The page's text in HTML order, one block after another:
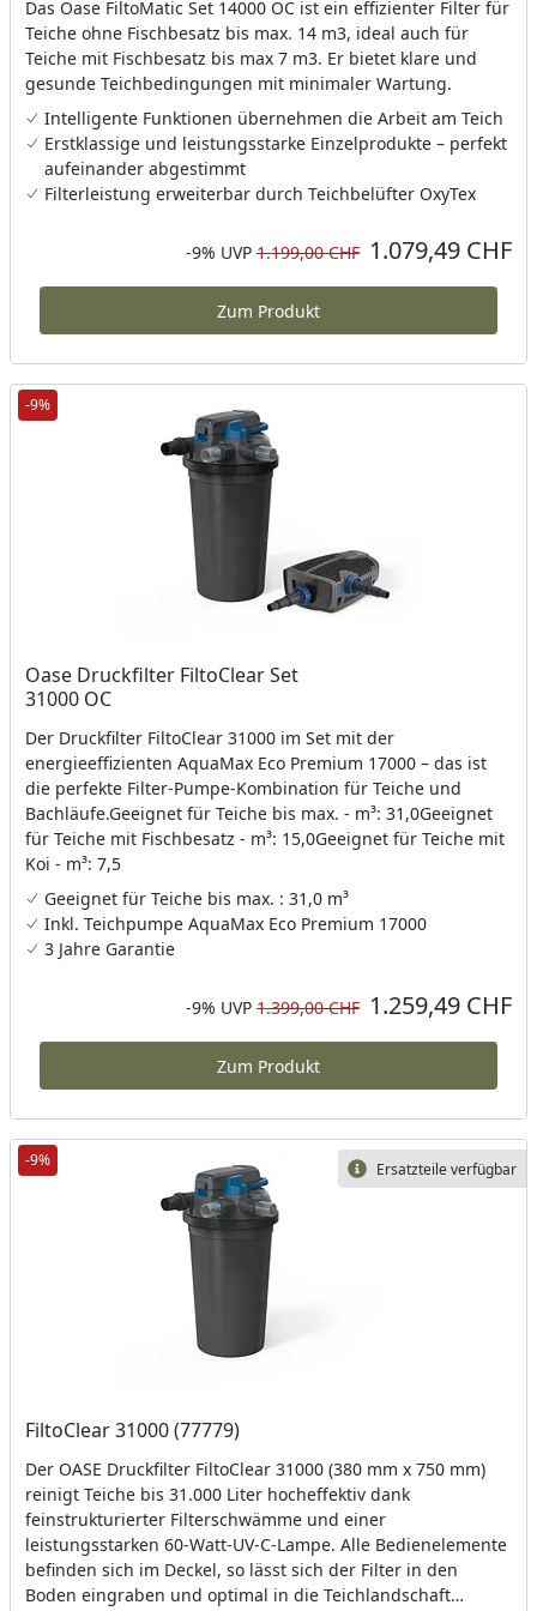
Das Oase FiltoMatic Set 14000 OC ist ein effizienter Filter für
Teiche ohne Fischbesatz bis max. 14 m3, ideal auch für
Teiche mit Fischbesatz bis max 7 m3. Er bietet klare und
gesunde Teichbedingungen mit minimaler Wartung.
Intelligente Funktionen übernehmen die Arbeit am Teich
Erstklassige und leistungsstarke Einzelprodukte – perfekt
aufeinander abgestimmt
Filterleistung erweiterbar durch Teichbelüfter OxyTex
Rabatt in Prozent
-9%
Ursprünglicher Preis
UVP 1.199,00 CHF
Aktueller Preis 1.079,49 CHF
Zum Produkt
-9%
Oase Druckfilter FiltoClear Set
31000 OC
Der Druckfilter FiltoClear 31000 im Set mit der
energieeffizienten AquaMax Eco Premium 17000 – das ist
die perfekte Filter-Pumpe-Kombination für Teiche und
Bachläufe.Geeignet für Teiche bis max. - m³: 31,0Geeignet
für Teiche mit Fischbesatz - m³: 15,0Geeignet für Teiche mit
Koi - m³: 7,5
Geeignet für Teiche bis max. : 31,0 m³
Inkl. Teichpumpe AquaMax Eco Premium 17000
3 Jahre Garantie
Rabatt in Prozent
-9%
Ursprünglicher Preis
UVP 1.399,00 CHF
Aktueller Preis 1.259,49 CHF
Zum Produkt
-9% Ersatzteile verfügbar
FiltoClear 31000 (77779)
Der OASE Druckfilter FiltoClear 31000 (380 mm x 750 mm)
reinigt Teiche bis 31.000 Liter hocheffektiv dank
feinstrukturierter Filterschwämme und einer
leistungsstarken 60-Watt-UV-C-Lampe. Alle Bedienelemente
befinden sich im Deckel, so lässt sich der Filter in den
Boden eingraben und optimal in die Teichlandschaft